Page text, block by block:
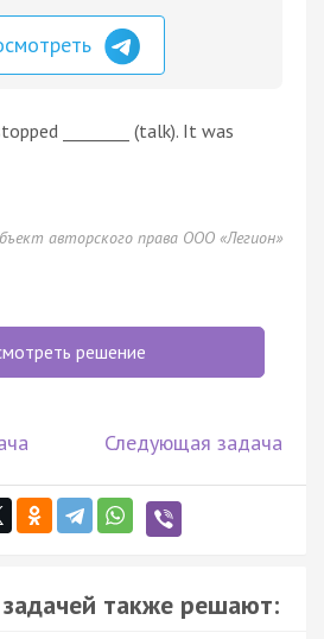
________ (talk). It was
авторского права ООО «Легион»
решение
Следующая задача
также решают: